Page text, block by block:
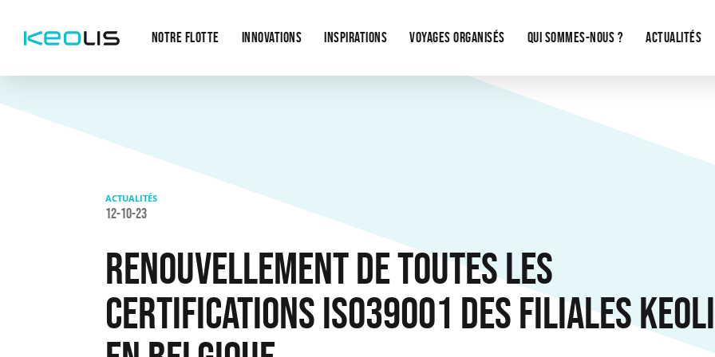
navigation
NOTRE FLOTTE INNOVATIONS INSPIRATIONS VOYAGES ORGANISÉS QUI SOMMES-NOUS ? ACTUALITÉS
ACTUALITÉS
12-10-23
RENOUVELLEMENT DE TOUTES LES
CERTIFICATIONS ISO39001 DES FILIALES